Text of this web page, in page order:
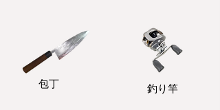
包丁 釣り竿